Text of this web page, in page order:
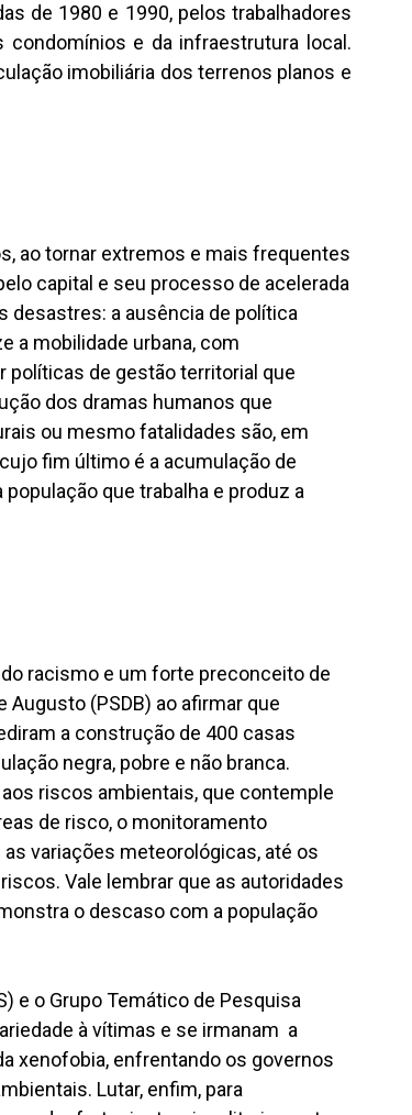
de 1980 e 1990, pelos trabalhadores
condomínios e da infraestrutura local.
imobiliária dos terrenos planos e
ao tornar extremos e mais frequentes
capital e seu processo de acelerada
desastres: a ausência de política
a mobilidade urbana, com
de gestão territorial que
dos dramas humanos que
ou mesmo fatalidades são, em
fim último é a acumulação de
que trabalha e produz a
racismo e um forte preconceito de
(PSDB) ao afirmar que
a construção de 400 casas
negra, pobre e não branca.
riscos ambientais, que contemple
de risco, o monitoramento
variações meteorológicas, até os
Vale lembrar que as autoridades
o descaso com a população
e o Grupo Temático de Pesquisa
à vítimas e se irmanam a
xenofobia, enfrentando os governos
Lutar, enfim, para